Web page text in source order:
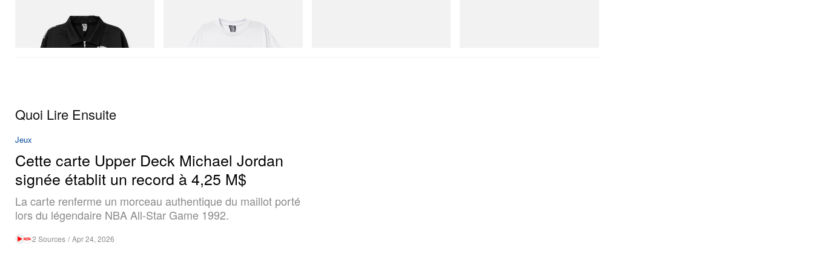
Billionaire Boys Club X Initial D Cotton
Acheter maintenant
Quoi Lire Ensuite
Jeux
Cette carte Upper Deck Michael Jordan
signée établit un record à 4,25 M$
La carte renferme un morceau authentique du maillot porté
lors du légendaire NBA All-Star Game 1992.
2 Sources / Apr 24, 2026